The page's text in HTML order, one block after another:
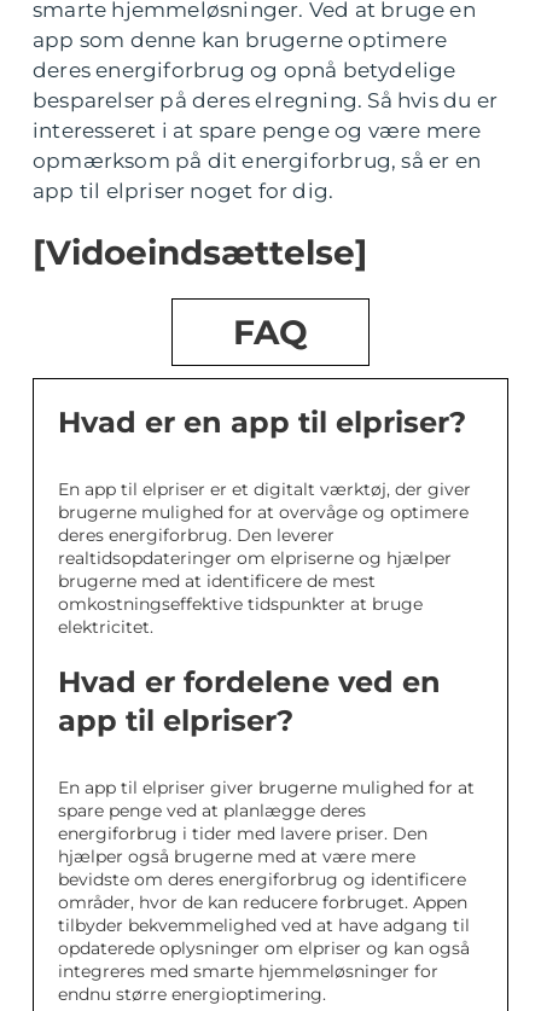
smarte hjemmeløsninger. Ved at bruge en
app som denne kan brugerne optimere
deres energiforbrug og opnå betydelige
besparelser på deres elregning. Så hvis du er
interesseret i at spare penge og være mere
opmærksom på dit energiforbrug, så er en
app til elpriser noget for dig.
[Vidoeindsættelse]
FAQ
Hvad er en app til elpriser?
En app til elpriser er et digitalt værktøj, der giver
brugerne mulighed for at overvåge og optimere
deres energiforbrug. Den leverer
realtidsopdateringer om elpriserne og hjælper
brugerne med at identificere de mest
omkostningseffektive tidspunkter at bruge
elektricitet.
Hvad er fordelene ved en
app til elpriser?
En app til elpriser giver brugerne mulighed for at
spare penge ved at planlægge deres
energiforbrug i tider med lavere priser. Den
hjælper også brugerne med at være mere
bevidste om deres energiforbrug og identificere
områder, hvor de kan reducere forbruget. Appen
tilbyder bekvemmelighed ved at have adgang til
opdaterede oplysninger om elpriser og kan også
integreres med smarte hjemmeløsninger for
endnu større energioptimering.